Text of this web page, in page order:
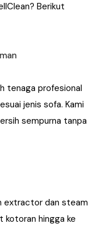
Berikut
tenaga profesional
jenis sofa. Kami
sempurna tanpa
extractor dan steam
kotoran hingga ke